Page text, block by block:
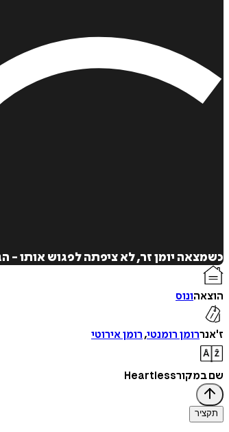
כשמצאה יומן זר, לא ציפתה לפגוש אותו -
הוצאהונוס
ז'אנררומן רומנטי,רומן אירוטי
שם במקורHeartless
תקציר